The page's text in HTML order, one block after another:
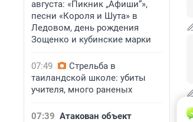
августа: «Пикник „Афиши“»,
песни «Короля и Шута» в
Ледовом, день рождения
Зощенко и кубинские марки
07:49
Стрельба в
таиландской школе: убиты
учителя, много раненых
07:39 Атакован объект